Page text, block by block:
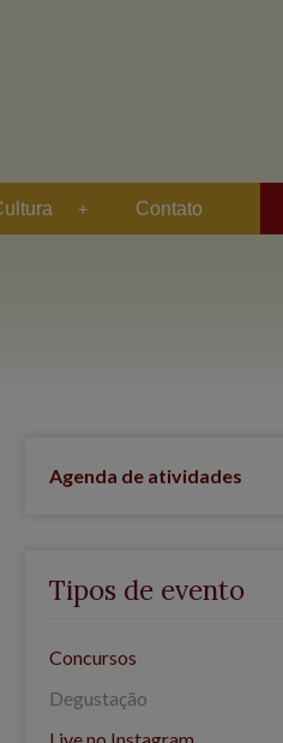
Contato
Agenda de atividades
Tipos de evento
Concursos
Degustação